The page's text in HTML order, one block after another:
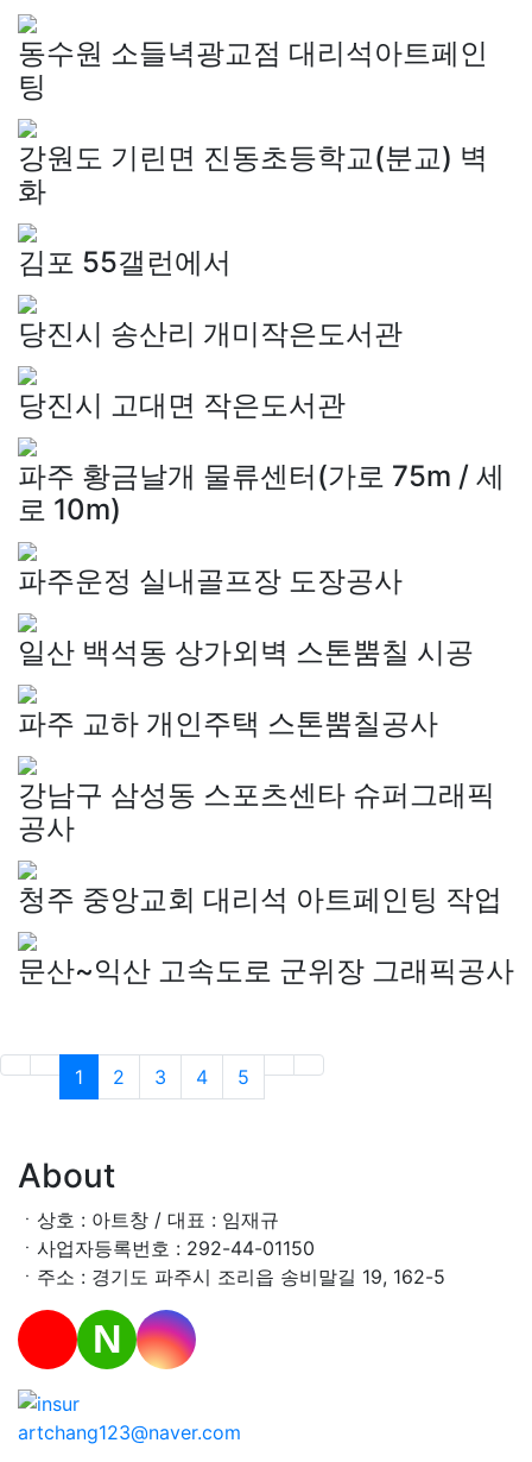
동수원 소들녁광교점 대리석아트페인
팅
강원도 기린면 진동초등학교(분교) 벽
화
김포 55갤런에서
당진시 송산리 개미작은도서관
당진시 고대면 작은도서관
파주 황금날개 물류센터(가로 75m / 세
로 10m)
파주운정 실내골프장 도장공사
일산 백석동 상가외벽 스톤뿜칠 시공
파주 교하 개인주택 스톤뿜칠공사
강남구 삼성동 스포츠센타 슈퍼그래픽
공사
청주 중앙교회 대리석 아트페인팅 작업
문산~익산 고속도로 군위장 그래픽공사
1 2 3 4 5
About
ㆍ상호 : 아트창 / 대표 : 임재규
ㆍ사업자등록번호 : 292-44-01150
ㆍ주소 : 경기도 파주시 조리읍 송비말길 19, 162-5
N
artchang123@naver.com